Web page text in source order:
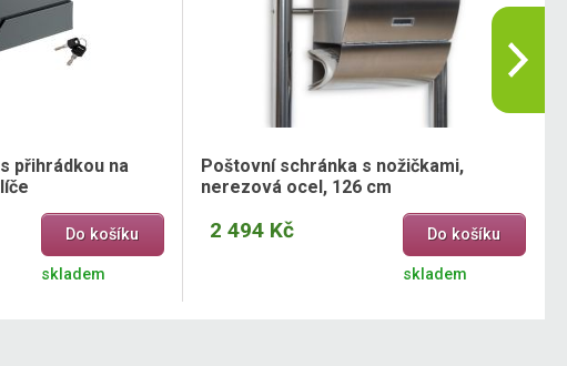
přihrádkou na
Do košíku
skladem
Poštovní schránka s nožičkami,
nerezová ocel, 126 cm
2 494 Kč Do košíku
skladem